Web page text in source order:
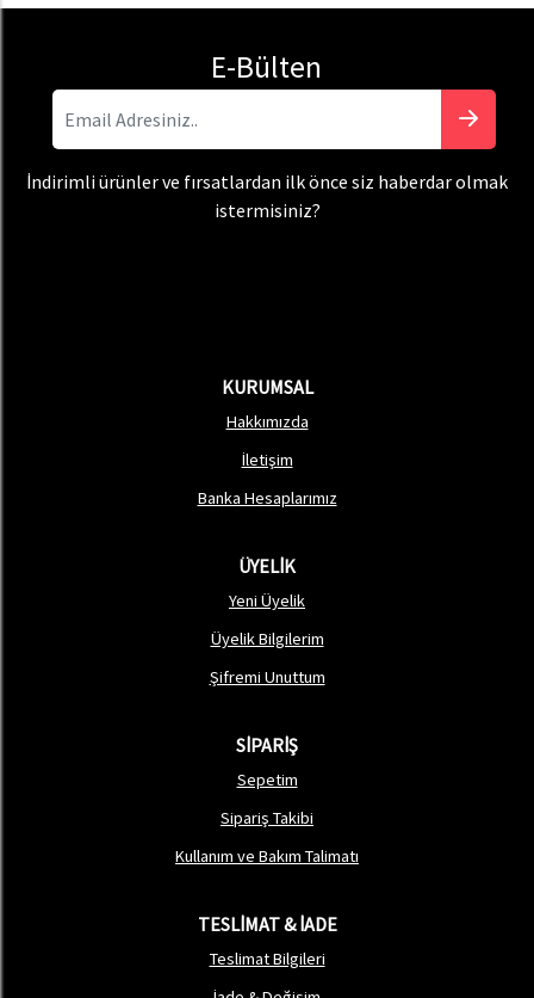
E-Bülten
İndirimli ürünler ve fırsatlardan ilk önce siz haberdar olmak
istermisiniz?
KURUMSAL
Hakkımızda
İletişim
Banka Hesaplarımız
ÜYELİK
Yeni Üyelik
Üyelik Bilgilerim
Şifremi Unuttum
SİPARİŞ
Sepetim
Sipariş Takibi
Kullanım ve Bakım Talimatı
TESLİMAT & İADE
Teslimat Bilgileri